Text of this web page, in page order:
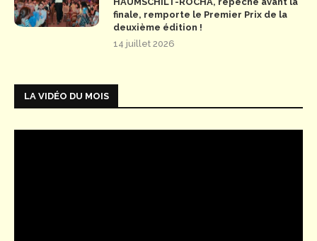
finale, remporte le Premier Prix de la
deuxième édition !
14 juillet 2026
LA VIDÉO DU MOIS